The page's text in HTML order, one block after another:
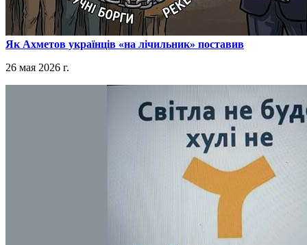
​Як Ахметов українців «на лічильник» поставив
26 мая 2026 г.